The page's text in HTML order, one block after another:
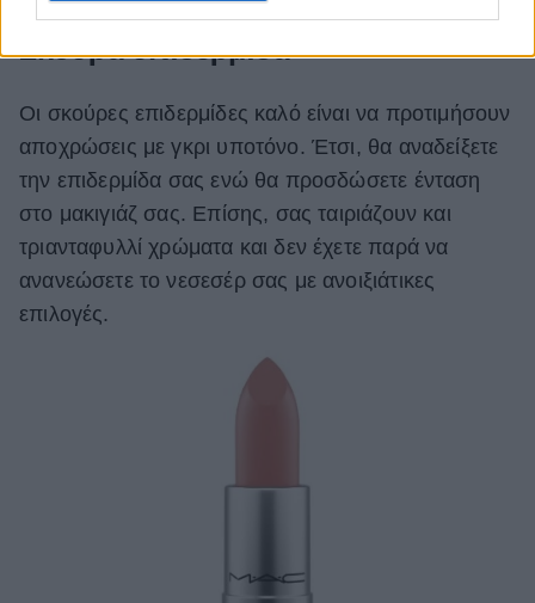
Σκούρα επιδερμίδα
Οι σκούρες επιδερμίδες καλό είναι να προτιμήσουν
αποχρώσεις με γκρι υποτόνο. Έτσι, θα αναδείξετε
την επιδερμίδα σας ενώ θα προσδώσετε ένταση
στο μακιγιάζ σας. Επίσης, σας ταιριάζουν και
τριανταφυλλί χρώματα και δεν έχετε παρά να
ανανεώσετε το νεσεσέρ σας με ανοιξιάτικες
επιλογές.